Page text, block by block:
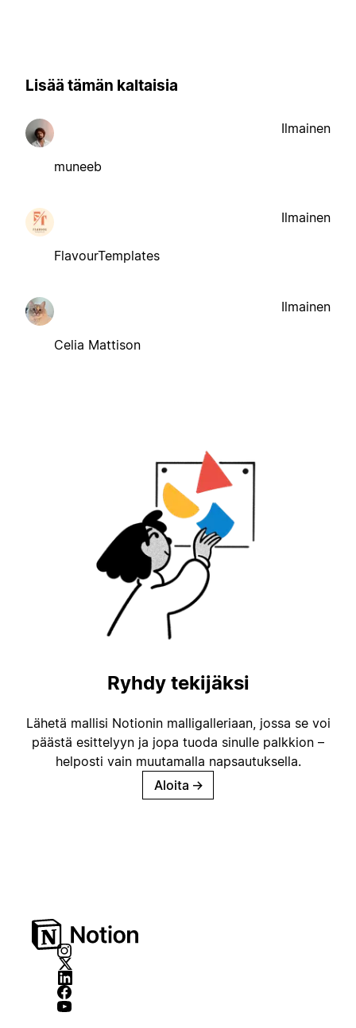
Lisää tämän kaltaisia
muneeb
Ilmainen
FlavourTemplates
Ilmainen
Celia Mattison
Ilmainen
Ryhdy tekijäksi
Lähetä mallisi Notionin malligalleriaan, jossa se voi
päästä esittelyyn ja jopa tuoda sinulle palkkion –
helposti vain muutamalla napsautuksella.
Aloita →